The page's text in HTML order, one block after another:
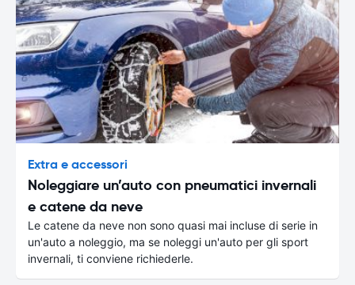
Extra e accessori
Noleggiare un’auto con pneumatici invernali
e catene da neve
Le catene da neve non sono quasi mai incluse di serie in
un'auto a noleggio, ma se noleggi un'auto per gli sport
invernali, ti conviene richiederle.